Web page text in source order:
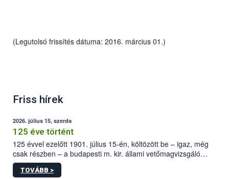
(Legutolsó frissítés dátuma: 2016. március 01.)
Friss hírek
2026. július 15, szerda
125 éve történt
125 évvel ezelőtt 1901. július 15-én, költözött be – igaz, még
csak részben – a budapesti m. kir. állami vetőmagvizsgáló
állomás a Kis Rókus utca 15. szám alatti, Czigler Győző által
tervezett új épületébe.
TOVÁBB >